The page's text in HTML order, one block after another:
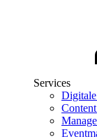
Services